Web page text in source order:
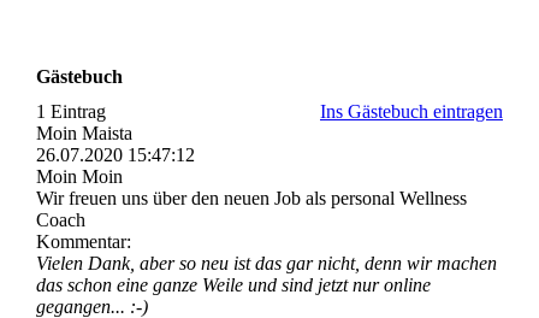
Gästebuch
1 Eintrag
Ins Gästebuch eintragen
Moin Maista
26.07.2020 15:47:12
Moin Moin
Wir freuen uns über den neuen Job als personal Wellness
Coach
Kommentar:
Vielen Dank, aber so neu ist das gar nicht, denn wir machen
das schon eine ganze Weile und sind jetzt nur online
gegangen... :-)